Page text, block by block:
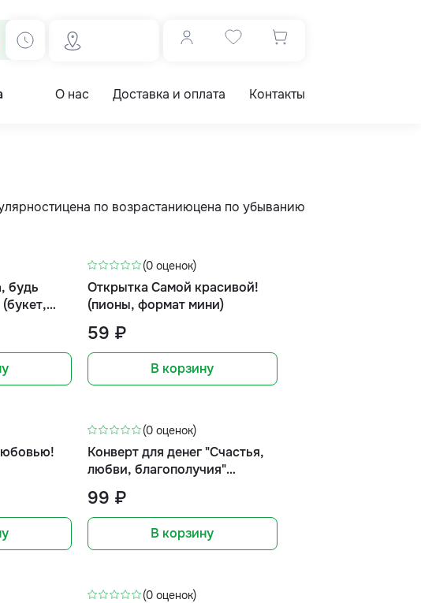
О нас Доставка и оплата Контакты
цена по возрастаниюцена по убыванию
будь
(0 оценок)
Открытка Самой красивой!
(пионы, формат мини)
59 ₽
В корзину
(0 оценок)
Конверт для денег "Счастья,
любви, благополучия"
99 ₽
В корзину
(0 оценок)